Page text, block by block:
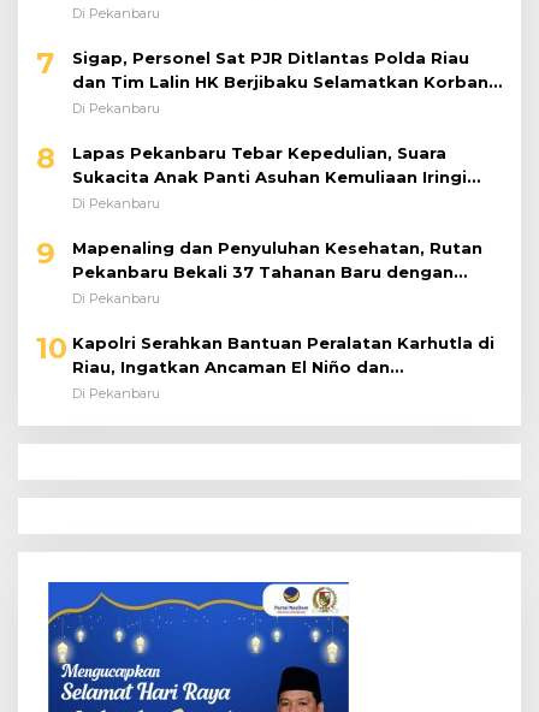
Puskessos
Di Pekanbaru
7
Sigap, Personel Sat PJR Ditlantas Polda Riau
dan Tim Lalin HK Berjibaku Selamatkan Korban
Kecelakaan di Tol Pekanbaru–Dumai
Di Pekanbaru
8
Lapas Pekanbaru Tebar Kepedulian, Suara
Sukacita Anak Panti Asuhan Kemuliaan Iringi
Bantuan Sosial
Di Pekanbaru
9
Mapenaling dan Penyuluhan Kesehatan, Rutan
Pekanbaru Bekali 37 Tahanan Baru dengan
Edukasi TBC, HIV, dan Bahaya Narkoba
Di Pekanbaru
10 Kapolri Serahkan Bantuan Peralatan Karhutla di
Riau, Ingatkan Ancaman El Niño dan
Prioritaskan Pencegahan
Di Pekanbaru